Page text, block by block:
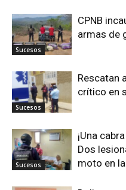
Sucesos
CPNB
armas de
Sucesos
Rescatan
crítico en
Sucesos
¡Una
Dos
moto en